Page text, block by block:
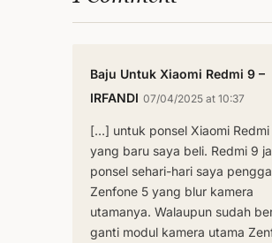
Baju Untuk Xiaomi Redmi 9 –
IRFANDI 07/04/2025 at 10:37
[…] untuk ponsel Xiaomi Redmi
yang baru saya beli. Redmi 9
ponsel sehari-hari saya
Zenfone 5 yang blur kamera
utamanya. Walaupun sudah
ganti modul kamera utama